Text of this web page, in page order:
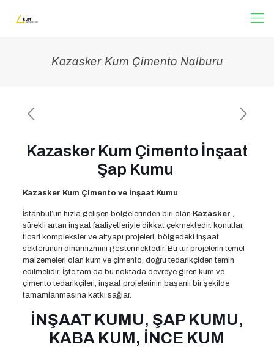
Kazasker Kum Çimento Nalburu
Kazasker Kum Çimento İnşaat
Şap Kumu
Kazasker Kum Çimento ve İnşaat Kumu
İstanbul’un hızla gelişen bölgelerinden biri olan Kazasker ,
sürekli artan inşaat faaliyetleriyle dikkat çekmektedir. konutlar,
ticari kompleksler ve altyapı projeleri, bölgedeki inşaat
sektörünün dinamizmini göstermektedir. Bu tür projelerin temel
malzemeleri olan kum ve çimento, doğru tedarikçiden temin
edilmelidir. İşte tam da bu noktada devreye giren kum ve
çimento tedarikçileri, inşaat projelerinin başarılı bir şekilde
tamamlanmasına katkı sağlar.
İNŞAAT KUMU, ŞAP KUMU,
KABA KUM, İNCE KUM